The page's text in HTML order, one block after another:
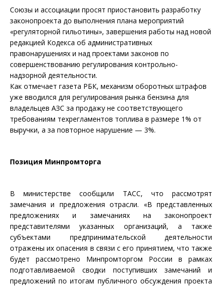
Союзы и ассоциации просят приостановить разработку
законопроекта до выполнения плана мероприятий
«регуляторной гильотины», завершения работы над новой
редакцией Кодекса об административных
правонарушениях и над проектами законов по
совершенствованию регулирования контрольно-
надзорной деятельности.
Как отмечает газета РБК, механизм оборотных штрафов
уже вводился для регулирования рынка бензина для
владельцев АЗС за продажу не соответствующего
требованиям техрегламентов топлива в размере 1% от
выручки, а за повторное нарушение — 3%.
Позиция Минпромторга
В министерстве сообщили ТАСС, что рассмотрят
замечания и предложения отрасли. «В представленных
предложениях и замечаниях на законопроект
представителями указанных организаций, а также
субъектами предпринимательской деятельности
отражены их опасения в связи с его принятием, что также
будет рассмотрено Минпромторгом России в рамках
подготавливаемой сводки поступивших замечаний и
предложений по итогам публичного обсуждения проекта